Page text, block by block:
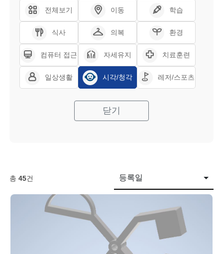
전체보기 이동 학습
식사 의복 환경
컴퓨터 접근 자세유지 치료훈련
일상생활 시각/청각 레저/스포츠
닫기
총45건 등록일